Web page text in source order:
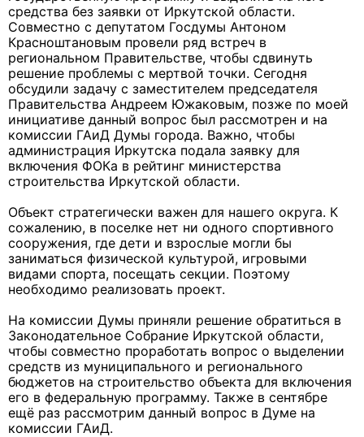
средства без заявки от Иркутской области.
Совместно с депутатом Госдумы Антоном
Красноштановым провели ряд встреч в
региональном Правительстве, чтобы сдвинуть
решение проблемы с мертвой точки. Сегодня
обсудили задачу с заместителем председателя
Правительства Андреем Южаковым, позже по моей
инициативе данный вопрос был рассмотрен и на
комиссии ГАиД Думы города. Важно, чтобы
администрация Иркутска подала заявку для
включения ФОКа в рейтинг министерства
строительства Иркутской области.
Объект стратегически важен для нашего округа. К
сожалению, в поселке нет ни одного спортивного
сооружения, где дети и взрослые могли бы
заниматься физической культурой, игровыми
видами спорта, посещать секции. Поэтому
необходимо реализовать проект.
На комиссии Думы приняли решение обратиться в
Законодательное Собрание Иркутской области,
чтобы совместно проработать вопрос о выделении
средств из муниципального и регионального
бюджетов на строительство объекта для включения
его в федеральную программу. Также в сентябре
ещё раз рассмотрим данный вопрос в Думе на
комиссии ГАиД.